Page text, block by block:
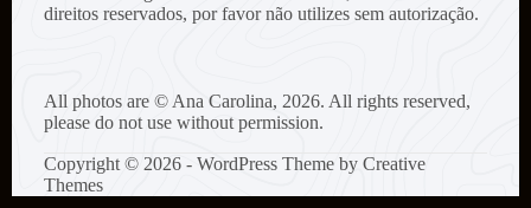
direitos reservados, por favor não utilizes sem autorização.
All photos are © Ana Carolina, 2026. All rights reserved,
please do not use without permission.
Copyright © 2026 - WordPress Theme by Creative
Themes